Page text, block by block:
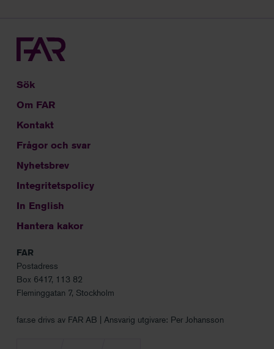
Sök
Om FAR
Kontakt
Frågor och svar
Nyhetsbrev
Integritetspolicy
In English
Hantera kakor
FAR
Postadress
Box 6417, 113 82
Fleminggatan 7, Stockholm
far.se drivs av FAR AB | Ansvarig utgivare: Per Johansson